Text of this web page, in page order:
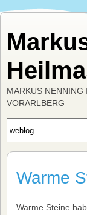
MARKUS NENNING
VORARLBERG
Warme
Warme Steine